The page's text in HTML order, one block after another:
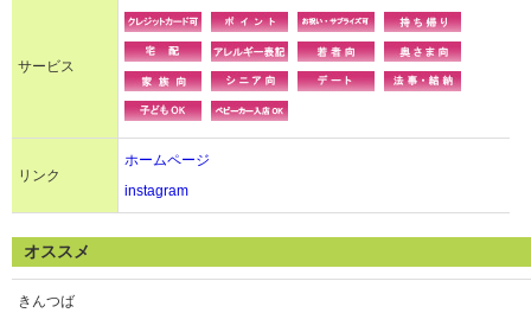
サービス
リンク
ホームページ
instagram
オススメ
きんつば